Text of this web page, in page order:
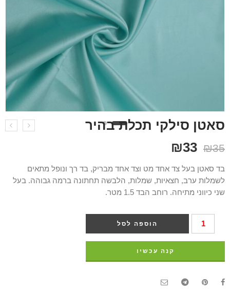
סאטן סילקי תכלת בהיר
₪35
₪33
בד סאטן בעל צד אחד מט וצד אחד מבריק, בד רך ונופל מתאים
לשמלות ערב, חצאיות, שמלות, הלבשה תחתונה ברמה גבוהה. בעל
שני כיווני מתיחה. רוחב הבד 1.5 מטר.
הוספה לסל
קנה עכשיו